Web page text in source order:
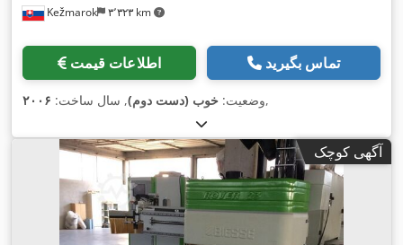
Kežmarok ۳٬۳۲۳ km
اطلاعات قیمت تماس بگیرید
وضعیت: خوب (دست دوم), سال ساخت: ۲۰۰۶ ,
آگهی کوچک